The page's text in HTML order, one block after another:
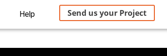
Help Send us your Project